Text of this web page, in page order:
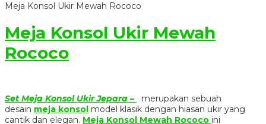
Meja Konsol Ukir Mewah Rococo
Meja Konsol Ukir Mewah
Rococo
Set Meja Konsol Ukir Jepara –
merupakan sebuah
desain meja konsol model klasik dengan hiasan ukir yang
cantik dan elegan. Meja Konsol Mewah Rococo ini